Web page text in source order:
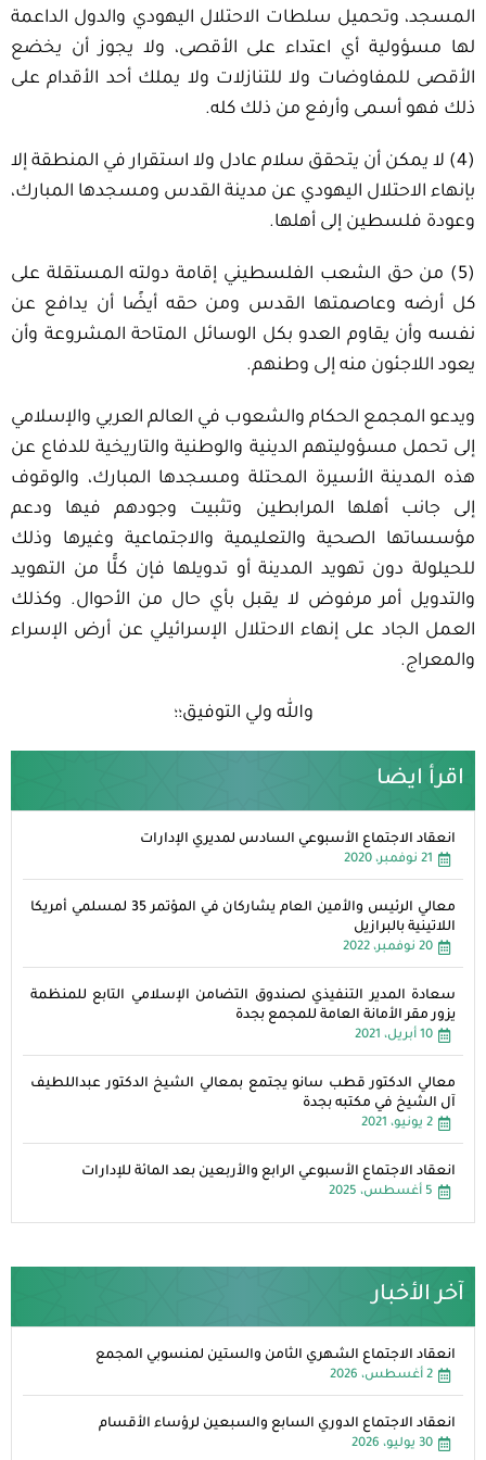
المسجد، وتحميل سلطات الاحتلال اليهودي والدول الداعمة
لها مسؤولية أي اعتداء على الأقصى، ولا يجوز أن يخضع
الأقصى للمفاوضات ولا للتنازلات ولا يملك أحد الأقدام على
ذلك فهو أسمى وأرفع من ذلك كله.
(4) لا يمكن أن يتحقق سلام عادل ولا استقرار في المنطقة إلا
بإنهاء الاحتلال اليهودي عن مدينة القدس ومسجدها المبارك،
وعودة فلسطين إلى أهلها.
(5) من حق الشعب الفلسطيني إقامة دولته المستقلة على
كل أرضه وعاصمتها القدس ومن حقه أيضًا أن يدافع عن
نفسه وأن يقاوم العدو بكل الوسائل المتاحة المشروعة وأن
يعود اللاجئون منه إلى وطنهم.
ويدعو المجمع الحكام والشعوب في العالم العربي والإسلامي
إلى تحمل مسؤوليتهم الدينية والوطنية والتاريخية للدفاع عن
هذه المدينة الأسيرة المحتلة ومسجدها المبارك، والوقوف
إلى جانب أهلها المرابطين وتثبيت وجودهم فيها ودعم
مؤسساتها الصحية والتعليمية والاجتماعية وغيرها وذلك
للحيلولة دون تهويد المدينة أو تدويلها فإن كلًّا من التهويد
والتدويل أمر مرفوض لا يقبل بأي حال من الأحوال. وكذلك
العمل الجاد على إنهاء الاحتلال الإسرائيلي عن أرض الإسراء
والمعراج.
والله ولي التوفيق؛؛
اقرأ ايضا
انعقاد الاجتماع الأسبوعي السادس لمديري الإدارات
21 نوفمبر، 2020
معالي الرئيس والأمين العام يشاركان في المؤتمر 35 لمسلمي أمريكا
اللاتينية بالبرازيل
20 نوفمبر، 2022
سعادة المدير التنفيذي لصندوق التضامن الإسلامي التابع للمنظمة
يزور مقر الأمانة العامة للمجمع بجدة
10 أبريل، 2021
معالي الدكتور قطب سانو يجتمع بمعالي الشيخ الدكتور عبداللطيف
آل الشيخ في مكتبه بجدة
2 يونيو، 2021
انعقاد الاجتماع الأسبوعي الرابع والأربعين بعد المائة للإدارات
5 أغسطس، 2025
آخر الأخبار
انعقاد الاجتماع الشهري الثامن والستين لمنسوبي المجمع
2 أغسطس، 2026
انعقاد الاجتماع الدوري السابع والسبعين لرؤساء الأقسام
30 يوليو، 2026